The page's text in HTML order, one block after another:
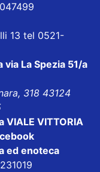
13 tel 0521-
via La Spezia 51/a
318 43124
VITTORIA
ed enoteca